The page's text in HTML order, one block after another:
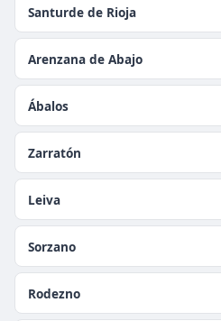
Santurde de Rioja
Arenzana de Abajo
Ábalos
Zarratón
Leiva
Sorzano
Rodezno